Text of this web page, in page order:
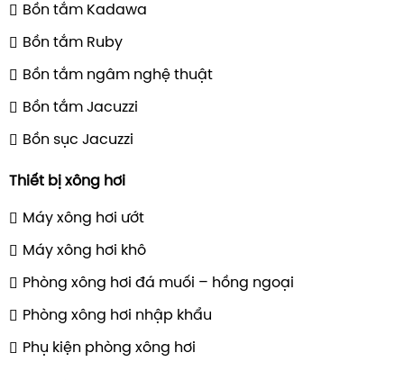
Bồn tắm Kadawa
Bồn tắm Ruby
Bồn tắm ngâm nghệ thuật
Bồn tắm Jacuzzi
Bồn sục Jacuzzi
Thiết bị xông hơi
Máy xông hơi ướt
Máy xông hơi khô
Phòng xông hơi đá muối – hồng ngoại
Phòng xông hơi nhập khẩu
Phụ kiện phòng xông hơi